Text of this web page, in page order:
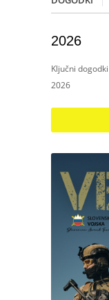
2026
Ključni
2026